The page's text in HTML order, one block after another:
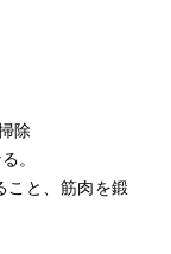
バイスが多い
毎日をおくろ
除
。
こと、筋肉を鍛